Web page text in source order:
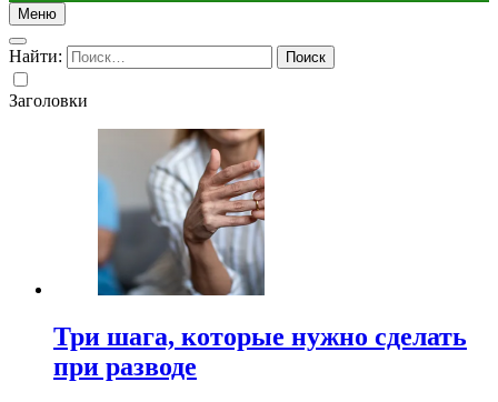
Меню
Найти:
Заголовки
Три шага, которые нужно сделать
при разводе